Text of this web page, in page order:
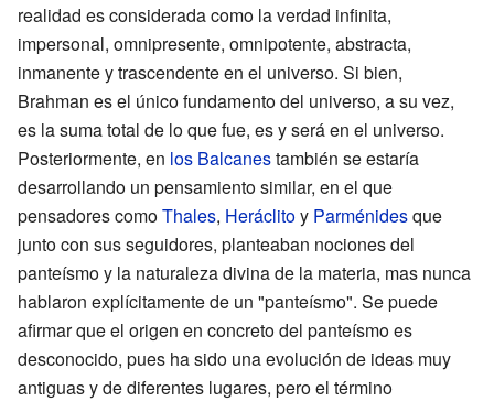
realidad es considerada como la verdad infinita,
impersonal, omnipresente, omnipotente, abstracta,
inmanente y trascendente en el universo. Si bien,
Brahman es el único fundamento del universo, a su vez,
es la suma total de lo que fue, es y será en el universo.
Posteriormente, en los Balcanestambién se estaría
desarrollando un pensamiento similar, en el que
pensadores comoThales, Heráclitoy Parménidesque
junto con sus seguidores, planteaban nociones del
panteísmo y la naturaleza divina de la materia, mas nunca
hablaron explícitamente de un "panteísmo". Se puede
afirmar que el origen en concreto del panteísmo es
desconocido, pues ha sido una evolución de ideas muy
antiguas y de diferentes lugares, pero el término